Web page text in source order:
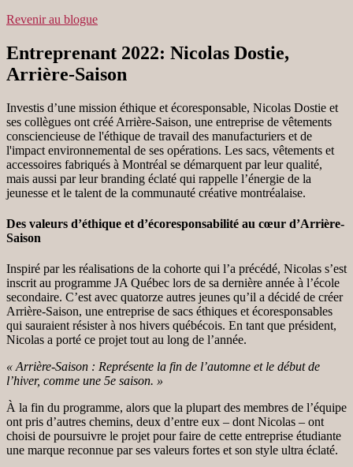
Revenir au blogue
Entreprenant 2022: Nicolas Dostie,
Arrière-Saison
Investis d’une mission éthique et écoresponsable, Nicolas Dostie et
ses collègues ont créé Arrière-Saison, une entreprise de vêtements
consciencieuse de l'éthique de travail des manufacturiers et de
l'impact environnemental de ses opérations. Les sacs, vêtements et
accessoires fabriqués à Montréal se démarquent par leur qualité,
mais aussi par leur branding éclaté qui rappelle l’énergie de la
jeunesse et le talent de la communauté créative montréalaise.
Des valeurs d’éthique et d’écoresponsabilité au cœur d’Arrière-
Saison
Inspiré par les réalisations de la cohorte qui l’a précédé, Nicolas s’est
inscrit au programme JA Québec lors de sa dernière année à l’école
secondaire. C’est avec quatorze autres jeunes qu’il a décidé de créer
Arrière-Saison, une entreprise de sacs éthiques et écoresponsables
qui sauraient résister à nos hivers québécois. En tant que président,
Nicolas a porté ce projet tout au long de l’année.
« Arrière-Saison : Représente la fin de l’automne et le début de
l’hiver, comme une 5e saison. »
À la fin du programme, alors que la plupart des membres de l’équipe
ont pris d’autres chemins, deux d’entre eux – dont Nicolas – ont
choisi de poursuivre le projet pour faire de cette entreprise étudiante
une marque reconnue par ses valeurs fortes et son style ultra éclaté.